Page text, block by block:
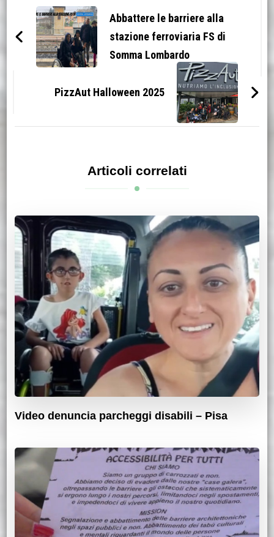
articoli
Abbattere le barriere alla
stazione ferroviaria FS di
Somma Lombardo
PizzAut Halloween 2025
Articoli correlati
Video denuncia parcheggi disabili – Pisa